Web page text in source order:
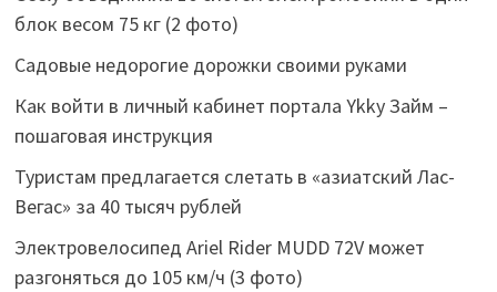
блок весом 75 кг (2 фото)
Садовые недорогие дорожки своими руками
Как войти в личный кабинет портала Ykky Займ –
пошаговая инструкция
Туристам предлагается слетать в «азиатский Лас-
Вегас» за 40 тысяч рублей
Электровелосипед Ariel Rider MUDD 72V может
разгоняться до 105 км/ч (3 фото)